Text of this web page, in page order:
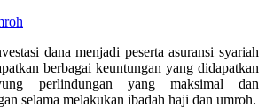
dana menjadi peserta asuransi syariah
berbagai keuntungan yang didapatkan
perlindungan yang maksimal dan
selama melakukan ibadah haji dan umroh.